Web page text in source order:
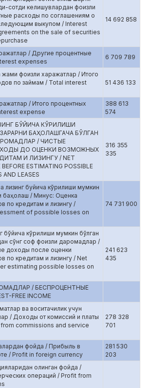
сотди келишувлардан фоизли
расходы по соглашениям о
выкупом / Interest
on the sale of securities
14 692 858
/ Другие процентные
expenses
6 709 789
фоизли харажатлар / Итого
по займам / Total interest
51 436 133
/ Итого процентных
expense
388 613
574
БЎЙИЧА КЎРИЛИШИ
БАҲОЛАШГАЧА БЎЛГАН
/ ЧИСТЫЕ
ДО ОЦЕНКИ ВОЗМОЖНЫХ
И ЛИЗИНГУ / NET
ESTIMATING POSSIBLE
AND LEASES
316 355
335
лизинг буйича кўрилиши мумкин
баҳолаш / Минус: Оценка
по кредитам и лизингу /
of possible losses on
74 731 900
бўйича кўрилиши мумкин бўлган
сўнг соф фоизли даромадлар /
доходы после оценки
по кредитам и лизингу / Net
estimating possible losses on
241 623
435
/ БЕСПРОЦЕНТНЫЕ
FREE INCOME
ва воситачилик учун
/ Доходы от комиссий и платы
from commissions and service
278 328
701
фойда / Прибыль в
/ Profit in foreign currency
281 530
203
олинган фойда /
операций / Profit from